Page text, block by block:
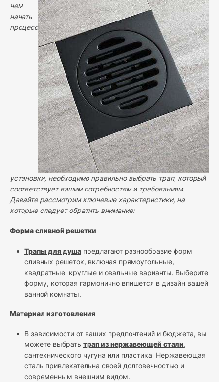
чем
начать
процесс
установки, необходимо правильно выбрать трап, который
соответствует вашим потребностям и требованиям.
Давайте рассмотрим ключевые характеристики, на
которые следует обратить внимание:
Форма сливной решетки
Трапы для душа предлагают разнообразие форм
сливных решеток, включая прямоугольные,
квадратные, круглые и овальные варианты. Выберите
форму, которая гармонично впишется в дизайн вашей
ванной комнаты.
Материал изготовления
В зависимости от ваших предпочтений и бюджета, вы
можете выбрать трап из нержавеющей стали,
сантехнического чугуна или пластика. Нержавеющая
сталь привлекательна своей долговечностью и
современным внешним видом.